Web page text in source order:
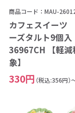
商品コード：MAU-
カフェスイーツ
ーズタルト9個入
36967CH 【軽減
象】
330円 （税込:356円）